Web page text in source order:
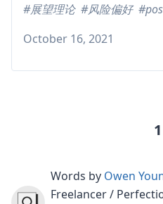
展望理论
风险偏好
October 16, 2021
1
Words by Owen
Freelancer /